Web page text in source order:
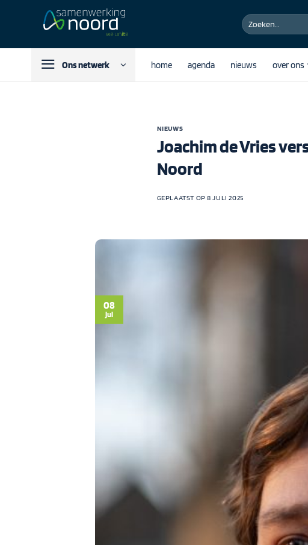
Zoeken
naar:
Ons netwerk home agenda nieuws over ons
NIEUWS
Joachim de Vries
Noord
GEPLAATST OP8 JULI 2025
08
jul